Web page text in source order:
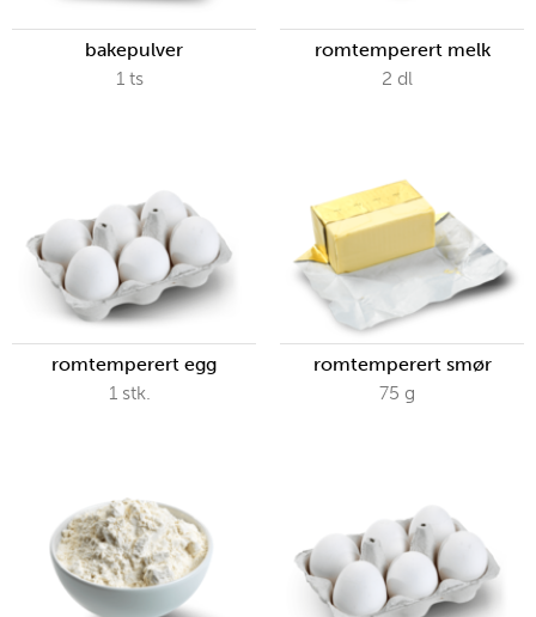
bakepulver
1 ts
romtemperert melk
2 dl
romtemperert egg
1 stk.
romtemperert smør
75 g